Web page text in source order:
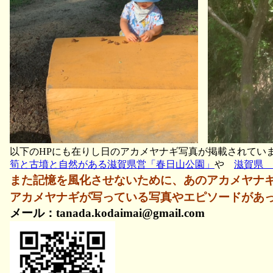
以下のHPにも在りし日のアカメヤナギ写真が掲載されてい
筍と古墳と自然がある滋賀県営「春日山公園」 や 滋賀県
また記憶を風化させないために、あのアカメヤナ
アカメヤナギが写っている写真やエピソードがあ
メール：tanada.kodaimai@gmail.com